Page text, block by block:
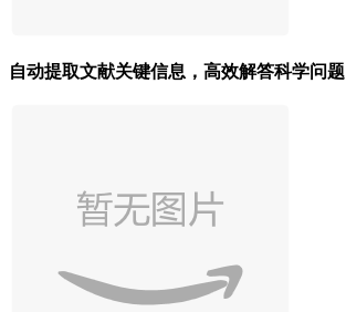
自动提取文献关键信息，高效解答科学问题